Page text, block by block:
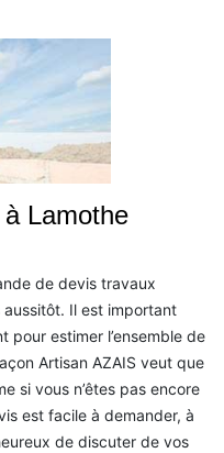
Lamothe
de devis travaux
Il est important
pour estimer l’ensemble de
Artisan AZAIS veut que
si vous n’êtes pas encore
est facile à demander, à
de discuter de vos